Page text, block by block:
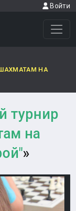
Войти
НА
турнир
на
»